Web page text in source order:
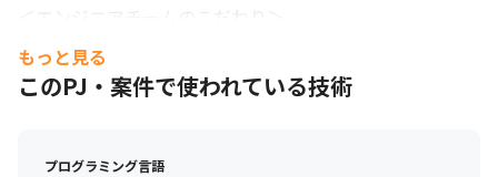
＜エンジニアチームのこだわり＞
・もともと使っていた技術にこだわらず、どんどん新しい
技術を取り入れチャレンジできるモダンな開発環境にして
います
もっと見る
このPJ・案件で使われている技術
プログラミング言語